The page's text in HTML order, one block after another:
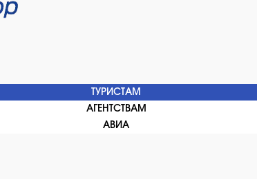
ТУРИСТАМ
АГЕНТСТВАМ
АВИА